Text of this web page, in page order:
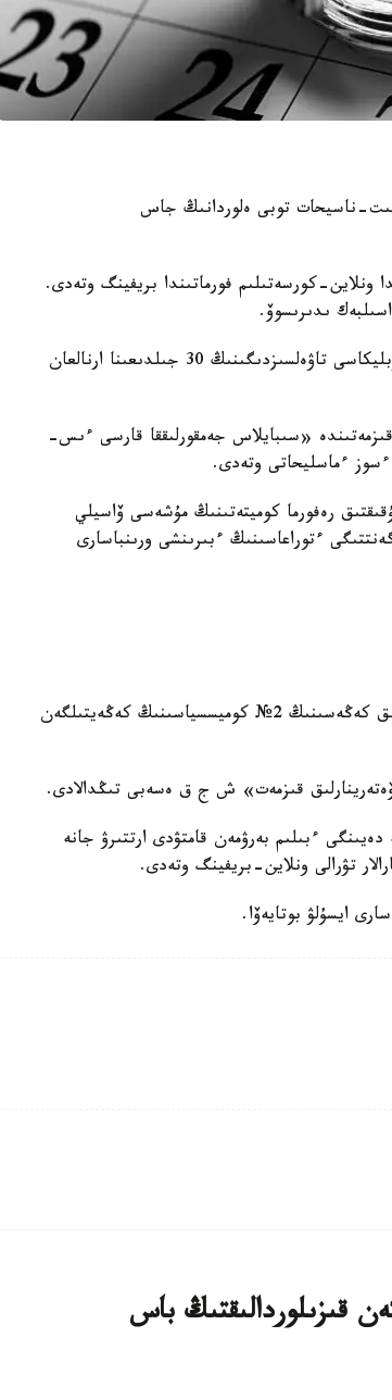
ۇگىت-ناسيحات توبى ەلوردانىڭ جاس
ونلاين-كورسەتىلىم فورماتىندا بريفينگ وتەدى.
ىدىرىسوۆ.
13.00 دە ق ر تۇڭعىش پرەزيدەنتى مۋزەيىندە قازاقستان رەسپۋبليكاسى تاۋەلسىزدىگىنىڭ 30 جىلدىعىنا ارنالعان
قىزمەتىندە «سىبايلاس جەمقورلىققا قارسى ءىس-
ءسوز ءماسليحاتى وتەدى.
رەفورما كوميتەتىنىڭ مۇشەسى ۆاسيلي
ءتوراعاسىنىڭ ءبىرىنشى ورىنباسارى
11.00 دە Zoom كونفەرەنتسياسى ارقىلى الماتى قالاسى قوعامدىق كەڭەسىنىڭ 2№ كوميسسياسىنىڭ كەڭەيتىلگەن
دەيىنگى ءبىلىم بەرۋمەن قامتۋدى ارتتىرۋ جانە
تۋرالى ونلاين-بريفينگ وتەدى.
ايسۇلۋ بوتايەۆا.
جەتكەن قىزىلوردالىقتىڭ باس